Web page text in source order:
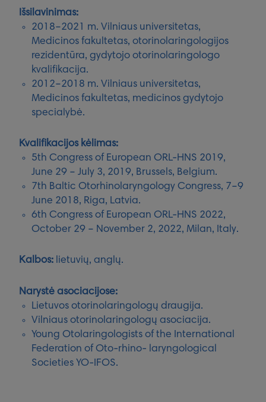
Išsilavinimas:
2018–2021 m. Vilniaus universitetas,
Medicinos fakultetas, otorinolaringologijos
rezidentūra, gydytojo otorinolaringologo
kvalifikacija.
2012–2018 m. Vilniaus universitetas,
Medicinos fakultetas, medicinos gydytojo
specialybė.
Kvalifikacijos kėlimas:
5th Congress of European ORL-HNS 2019,
June 29 – July 3, 2019, Brussels, Belgium.
7th Baltic Otorhinolaryngology Congress, 7–9
June 2018, Riga, Latvia.
6th Congress of European ORL-HNS 2022,
October 29 – November 2, 2022, Milan, Italy.
Kalbos: lietuvių, anglų.
Narystė asociacijose:
Lietuvos otorinolaringologų draugija.
Vilniaus otorinolaringologų asociacija.
Young Otolaringologists of the International
Federation of Oto-rhino- laryngological
Societies YO-IFOS.